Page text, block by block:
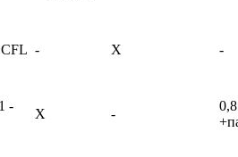
- Х -
-
X -